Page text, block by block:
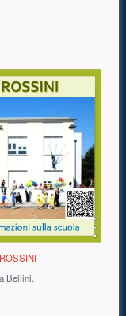
Bellini.